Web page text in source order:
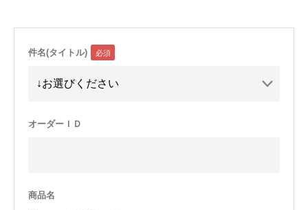
お買い物ガイド
International Shipping
件名(タイトル)
オーダーＩＤ
商品名